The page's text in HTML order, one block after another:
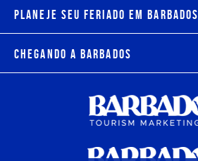
Planeje seu feriado em Barbados
Chegando a Barbados